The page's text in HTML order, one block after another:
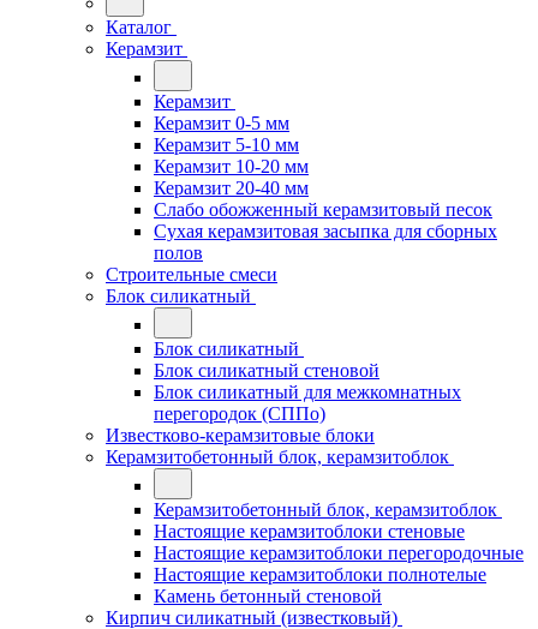
Каталог
Керамзит
Керамзит
Керамзит 0-5 мм
Керамзит 5-10 мм
Керамзит 10-20 мм
Керамзит 20-40 мм
Слабо обожженный керамзитовый песок
Сухая керамзитовая засыпка для сборных
полов
Строительные смеси
Блок силикатный
Блок силикатный
Блок силикатный стеновой
Блок силикатный для межкомнатных
перегородок (СППо)
Известково-керамзитовые блоки
Керамзитобетонный блок, керамзитоблок
Керамзитобетонный блок, керамзитоблок
Настоящие керамзитоблоки стеновые
Настоящие керамзитоблоки перегородочные
Настоящие керамзитоблоки полнотелые
Камень бетонный стеновой
Кирпич силикатный (известковый)